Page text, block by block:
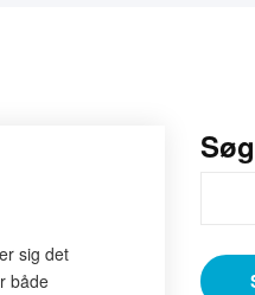
sig det
både
Søg